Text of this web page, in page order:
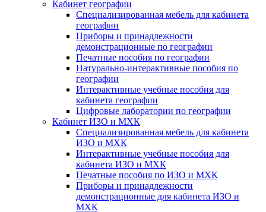
Кабинет географии
Специализированная мебель для кабинета
географии
Приборы и принадлежности
демонстрационные по географии
Печатные пособия по географии
Натурально-интерактивные пособия по
географии
Интерактивные учебные пособия для
кабинета географии
Цифровые лаборатории по географии
Кабинет ИЗО и МХК
Специализированная мебель для кабинета
ИЗО и МХК
Интерактивные учебные пособия для
кабинета ИЗО и МХК
Печатные пособия по ИЗО и МХК
Приборы и принадлежности
демонстрационные для кабинета ИЗО и
МХК